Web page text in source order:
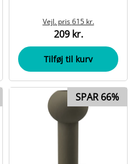
Vejl. pris615 kr.
209 kr.
Tilføj til kurv
SPAR 66%